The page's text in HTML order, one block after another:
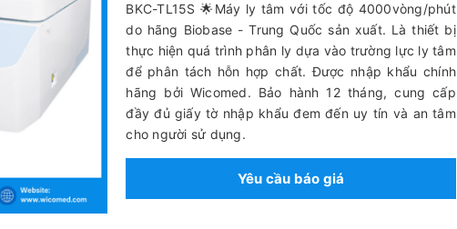
BKC-TL15S 🌟Máy ly tâm với tốc độ 4000vòng/phút
do hãng Biobase - Trung Quốc sản xuất. Là thiết bị
thực hiện quá trình phân ly dựa vào trường lực ly tâm
để phân tách hỗn hợp chất. Được nhập khẩu chính
hãng bởi Wicomed. Bảo hành 12 tháng, cung cấp
đầy đủ giấy tờ nhập khẩu đem đến uy tín và an tâm
cho người sử dụng.
Yêu cầu báo giá